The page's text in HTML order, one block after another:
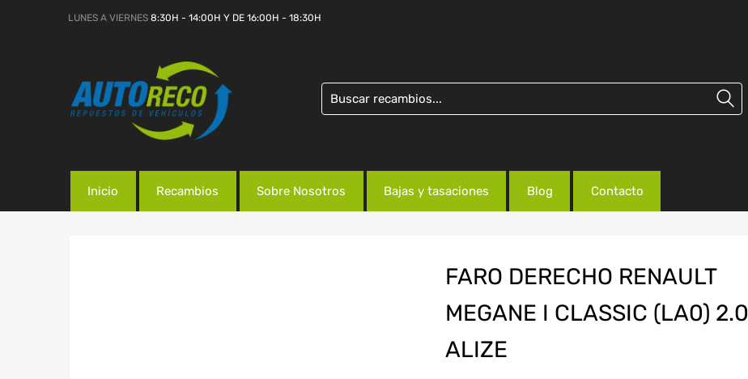
LUNES A VIERNES 8:30H - 14:00H Y DE 16:00H - 18:30H
Inicio Recambios Sobre Nosotros Bajas y tasaciones Blog Contacto
FARO DERECHO RENAULT
MEGANE I CLASSIC (LA0) 2.0
ALIZE